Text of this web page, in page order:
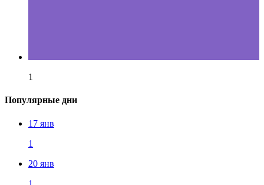
1
Популярные дни
17 янв
1
20 янв